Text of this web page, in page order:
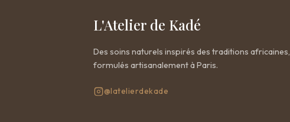
L'Atelier de Kadé
Des soins naturels inspirés des traditions africaines,
formulés artisanalement à Paris.
@latelierdekade